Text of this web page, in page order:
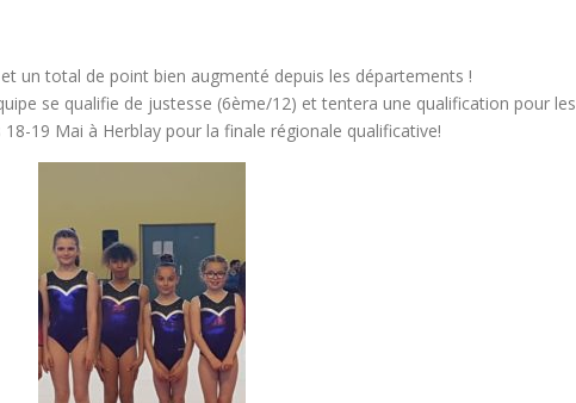
un total de point bien augmenté depuis les départements !
se qualifie de justesse (6ème/12) et tentera une qualification pour les
19 Mai à Herblay pour la finale régionale qualificative!